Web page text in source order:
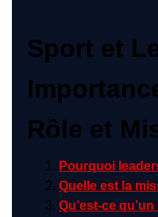
Sport et
Rôle et
Pourquoi
Quelle est la
Qu’est-ce